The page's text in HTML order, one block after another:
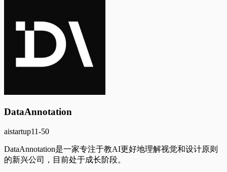
DataAnnotation
aistartup11-50
DataAnnotation是一家专注于教AI更好地理解视觉和设计原则
的新兴公司，目前处于成长阶段。